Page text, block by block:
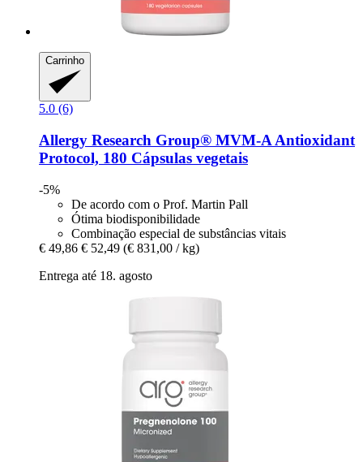
Carrinho
5.0 (6)
Allergy Research Group® MVM-​A Antioxidant
Protocol, 180 Cápsulas vegetais
-5%
De acordo com o Prof. Martin Pall
Ótima biodisponibilidade
Combinação especial de substâncias vitais
€ 49,86 € 52,49 (€ 831,00 / kg)
Entrega até 18. agosto